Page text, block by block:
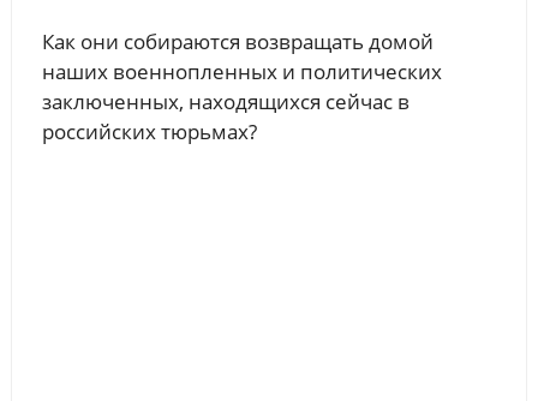
Как они собираются возвращать домой
наших военнопленных и политических
заключенных, находящихся сейчас в
российских тюрьмах?